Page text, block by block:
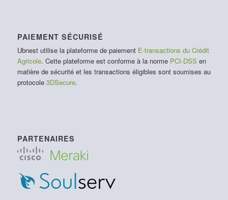
PAIEMENT SÉCURISÉ
Ubnest utilise la plateforme de paiement E-transactions du Crédit
Agricole. Cette plateforme est conforme à la norme PCI-DSS en
matière de sécurité et les transactions éligibles sont soumises au
protocole 3DSecure.
PARTENAIRES